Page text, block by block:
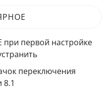
при первой настройке
переключения
8.1